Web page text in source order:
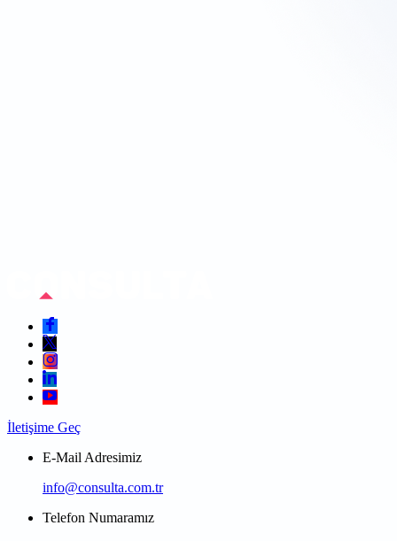
İletişime Geç
E-Mail Adresimiz
info@consulta.com.tr
Telefon Numaramız